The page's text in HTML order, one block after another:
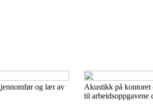
og lær av
Akustikk på kontoret
til arbeidsoppgavene